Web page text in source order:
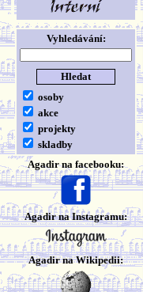
Vyhledávání:
osoby
akce
projekty
skladby
Agadir na facebooku:
Agadir na Instagramu:
Agadir na Wikipedii: